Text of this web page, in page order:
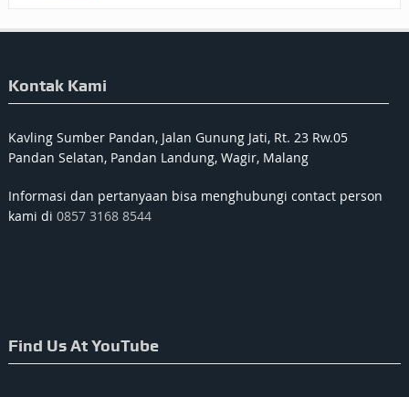
Kontak Kami
Kavling Sumber Pandan, Jalan Gunung Jati, Rt. 23 Rw.05
Pandan Selatan, Pandan Landung, Wagir, Malang
Informasi dan pertanyaan bisa menghubungi contact person
kami di 0857 3168 8544
Find Us At YouTube